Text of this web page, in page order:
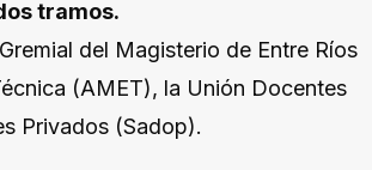
tramos.
del Magisterio de Entre Ríos
(AMET), la Unión Docentes
Privados (Sadop).